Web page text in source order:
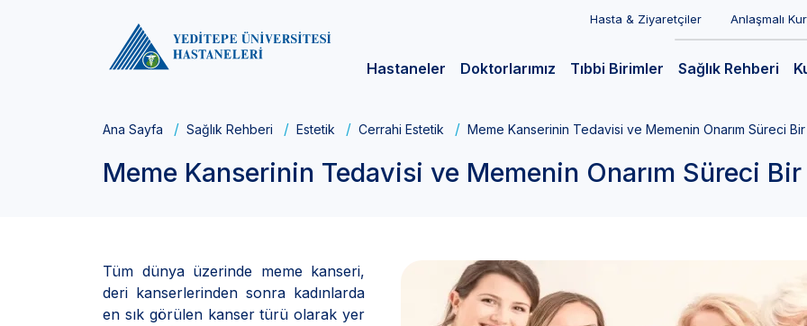
Hasta & Ziyaretçiler Anlaşmalı
Hastaneler Doktorlarımız Tıbbi Birimler Sağlık Rehberi
Ana Sayfa Sağlık Rehberi Estetik Cerrahi Estetik Meme Kanserinin Tedavisi ve Memenin Onarım Süreci
Meme Kanserinin Tedavisi ve Memenin Onarım Süreci
Tüm dünya üzerinde meme kanseri,
deri kanserlerinden sonra kadınlarda
en sık görülen kanser türü olarak yer